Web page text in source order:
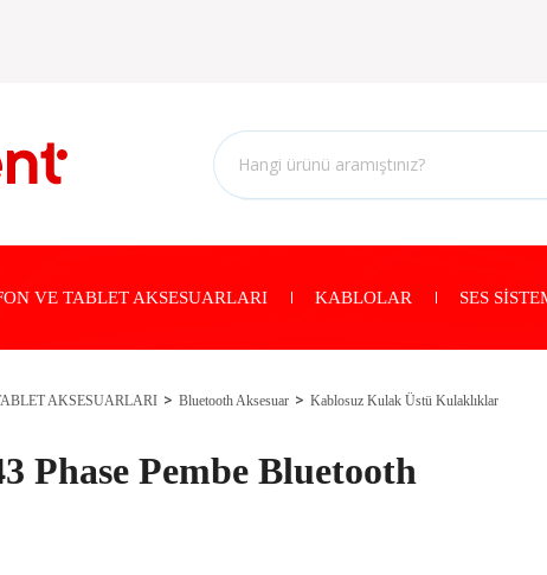
VE TABLET AKSESUARLARI KABLOLAR SES
AKSESUARLARI Bluetooth Aksesuar Kablosuz Kulak Üstü Kulaklıklar
Phase Pembe Bluetooth